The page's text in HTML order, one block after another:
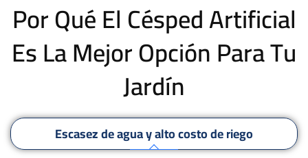
Por Qué El Césped Artificial
Es La Mejor Opción Para Tu
Jardín
Escasez de agua y alto costo de riego